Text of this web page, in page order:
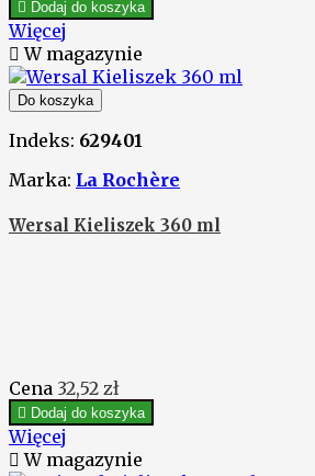
 Dodaj do koszyka
Więcej
 W magazynie
Do koszyka
Indeks: 629401
Marka: La Rochère
Wersal Kieliszek 360 ml
Cena 32,52 zł
 Dodaj do koszyka
Więcej
 W magazynie